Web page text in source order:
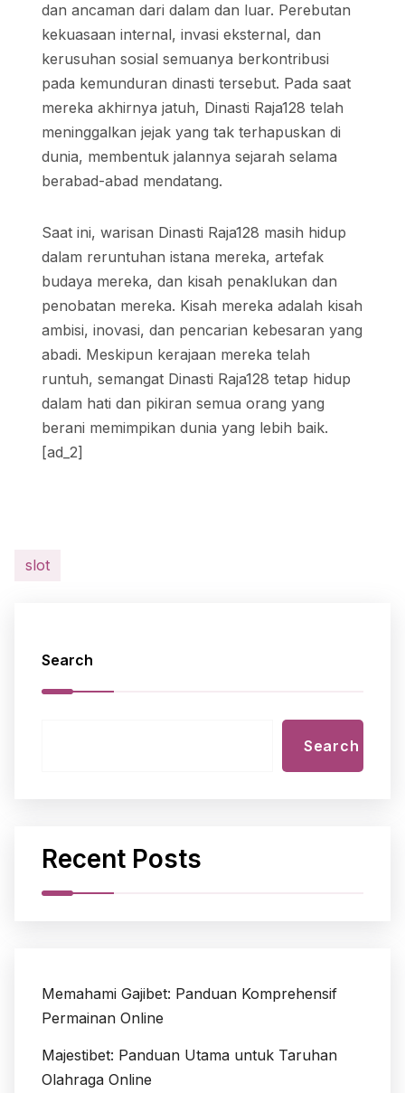
dan ancaman dari dalam dan luar. Perebutan
kekuasaan internal, invasi eksternal, dan
kerusuhan sosial semuanya berkontribusi
pada kemunduran dinasti tersebut. Pada saat
mereka akhirnya jatuh, Dinasti Raja128 telah
meninggalkan jejak yang tak terhapuskan di
dunia, membentuk jalannya sejarah selama
berabad-abad mendatang.
Saat ini, warisan Dinasti Raja128 masih hidup
dalam reruntuhan istana mereka, artefak
budaya mereka, dan kisah penaklukan dan
penobatan mereka. Kisah mereka adalah kisah
ambisi, inovasi, dan pencarian kebesaran yang
abadi. Meskipun kerajaan mereka telah
runtuh, semangat Dinasti Raja128 tetap hidup
dalam hati dan pikiran semua orang yang
berani memimpikan dunia yang lebih baik.
[ad_2]
slot
Search
Search
Recent Posts
Memahami Gajibet: Panduan Komprehensif
Permainan Online
Majestibet: Panduan Utama untuk Taruhan
Olahraga Online